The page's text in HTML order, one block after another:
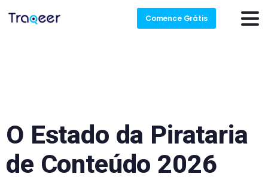
Comence Grátis
O Estado da Pirataria
de Conteúdo 2026